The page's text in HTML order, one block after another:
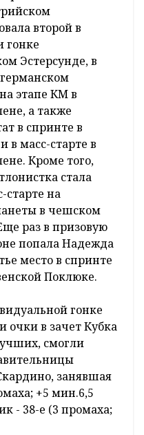
второй в
гонке
Эстерсунде, в
этапе КМ в
а также
в спринте в
в масс-старте в
Кроме того,
стала
на
в чешском
раз в призовую
попала Надежда
место в спринте
Поклюке.
гонке
очки в зачет Кубка
смогли
занявшая
+5 мин.6,5
- 38-е (3 промаха;